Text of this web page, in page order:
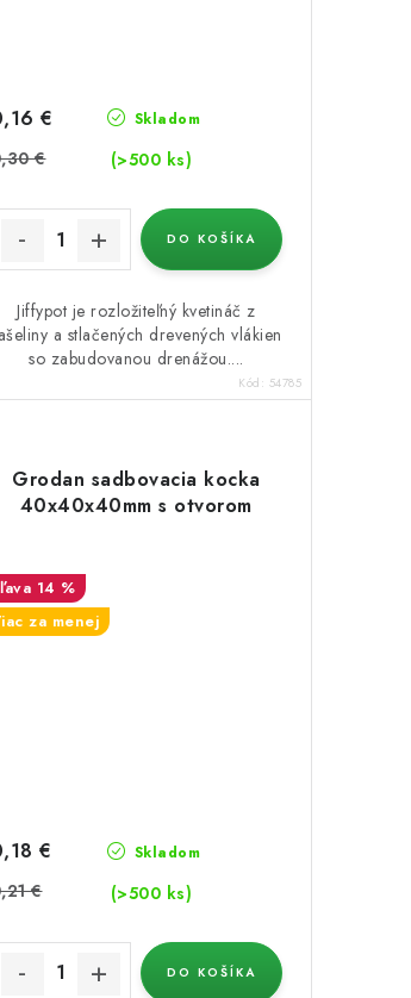
Skladom
(>500 ks)
€
€
DO KOŠÍKA
Jiffypot je rozložiteľný kvetináč z
a stlačených drevených vlákien
so zabudovanou drenážou....
Kód: 54785
Grodan sadbovacia kocka
40x40x40mm s otvorom
14 %
za menej
Skladom
(>500 ks)
€
€
DO KOŠÍKA